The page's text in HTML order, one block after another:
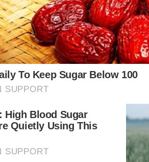
มีสีขาวสะอาด มีกลิ่นหอมสดชื่นตลอดทั้งวัน น
แสงแดดปานกลาง จนถึงแสงแดดจัด หรือกล
นปานกลาง และควรใส่ ปุ๋ ย ค อ กหรือปุ๋ ย ห